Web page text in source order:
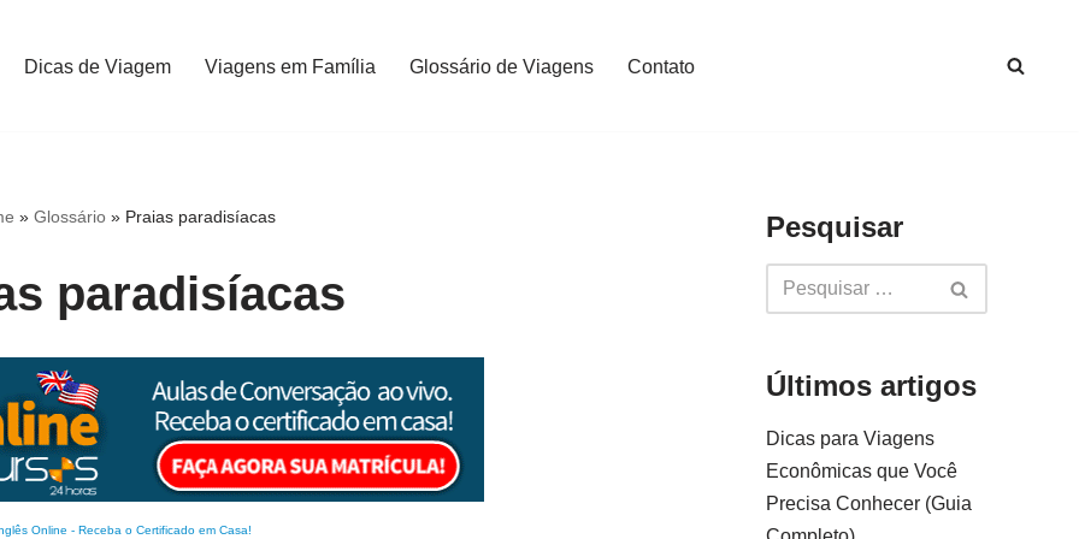
Dicas de Viagem Viagens em Família Glossário de Viagens Contato
»Glossário » Praias paradisíacas
paradisíacas
Online - Receba o Certificado em Casa!
Pesquisar
Últimos artigos
Dicas para Viagens
Econômicas que Você
Precisa Conhecer (Guia